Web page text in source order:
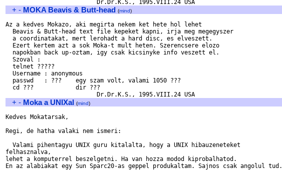
+ - MOKA Beavis & Butt-head (mind)
Az a kedves Mokazo, aki megirta nekem ket hete hol lehet
  Beavis & Butt-head text file kepeket kapni, irja meg megegyszer
  a coordinatakat, mert lerohadt a hard disc, es elveszett.
  Ezert kertem azt a sok Moka-t mult heten. Szerencsere elozo
  napokban back up-oztam, igy csak kicsinyke info veszett el.
  Szoval :
  telnet ?????
  Username : anonymous
  passwd   : ???    egy szam volt, valami 1050 ???
  cd ???            dir ???
+ - Moka a UNIXal (mind)
Kedves Mokatarsak,
Regi, de hatha valaki nem ismeri:
  Valami pihentagyu UNIX guru kitalalta, hogy a UNIX hibauzeneteket
felhasznalva,
lehet a komputerrel beszelgetni. Ha van hozza modod kiprobalhatod.
En az alabiakat egy Sun Sparc20-as geppel produkaltam. Sajnos csak angolul tud.